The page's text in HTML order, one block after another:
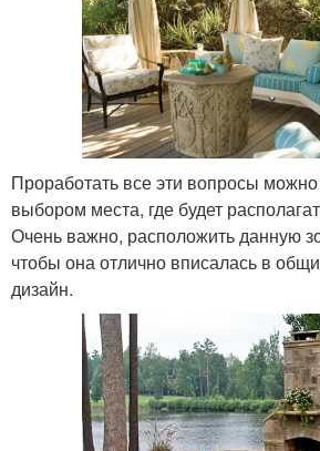
Проработать все эти вопросы можно
выбором места, где будет
Очень важно, расположить данную
чтобы она отлично вписалась в
дизайн.